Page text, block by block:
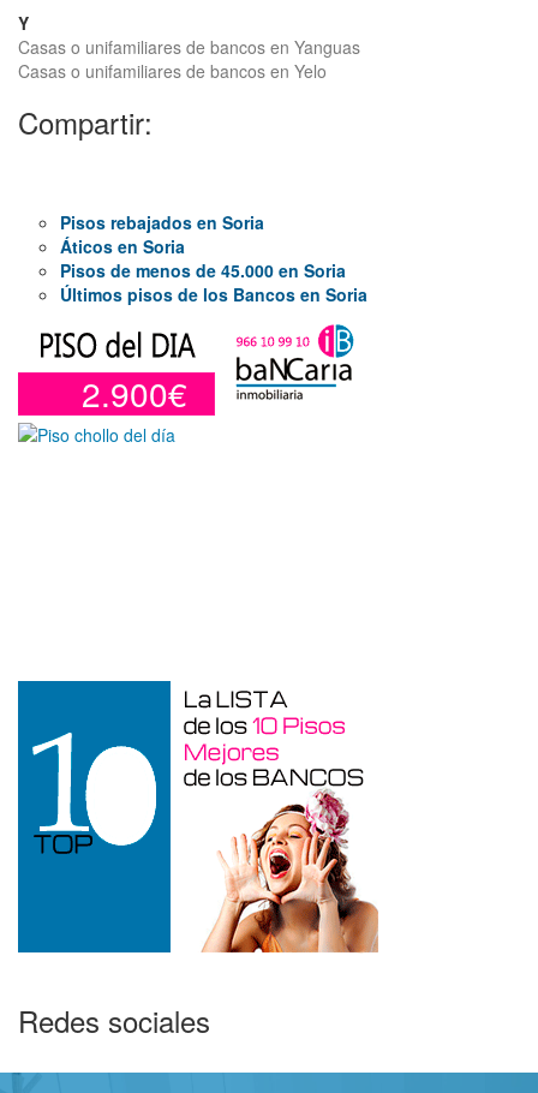
Y
Casas o unifamiliares de bancos en Yanguas
Casas o unifamiliares de bancos en Yelo
Compartir:
Pisos rebajados en Soria
Áticos en Soria
Pisos de menos de 45.000 en Soria
Últimos pisos de los Bancos en Soria
2.900€
Redes sociales